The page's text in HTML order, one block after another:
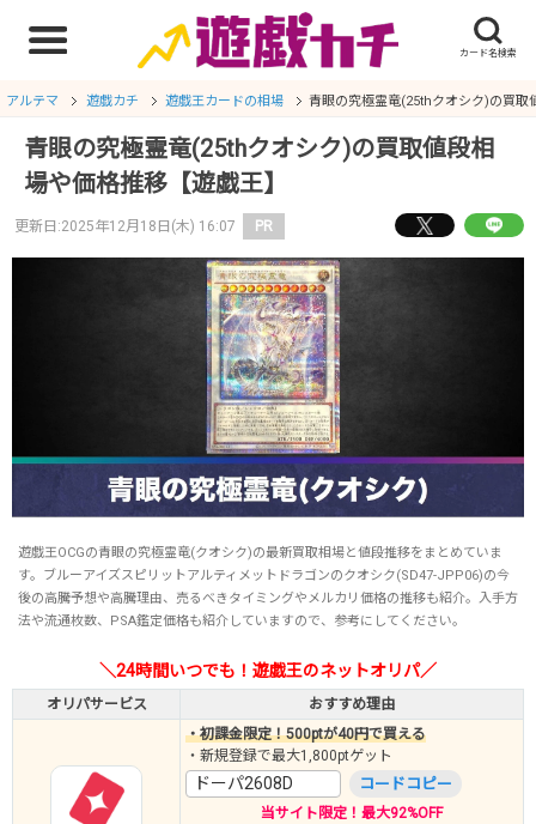
アルテマ 遊戯カチ 遊戯王カードの相場 青眼の究極霊竜(25thクオシク)の買取
青眼の究極霊竜(25thクオシク)の買取値段相
場や価格推移【遊戯王】
更新日:2025年12月18日(木) 16:07 PR
遊戯王OCGの青眼の究極霊竜(クオシク)の最新買取相場と値段推移をまとめていま
す。ブルーアイズスピリットアルティメットドラゴンのクオシク(SD47-JPP06)の今
後の高騰予想や高騰理由、売るべきタイミングやメルカリ価格の推移も紹介。入手方
法や流通枚数、PSA鑑定価格も紹介していますので、参考にしてください。
＼24時間いつでも！遊戯王のネットオリパ／
オリパサービス おすすめ理由
・初課金限定！500ptが40円で買える
・新規登録で最大1,800ptゲット
ドーパ2608D コードコピー
当サイト限定！最大92%OFF